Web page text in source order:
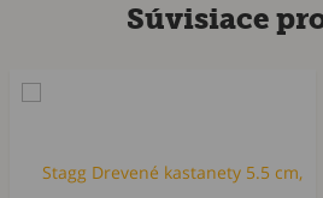
Súvisiace